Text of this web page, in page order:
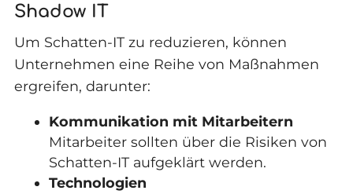
Shadow IT
Um Schatten-IT zu reduzieren, können
Unternehmen eine Reihe von Maßnahmen
ergreifen, darunter:
Kommunikation mit Mitarbeitern
Mitarbeiter sollten über die Risiken von
Schatten-IT aufgeklärt werden.
Technologien